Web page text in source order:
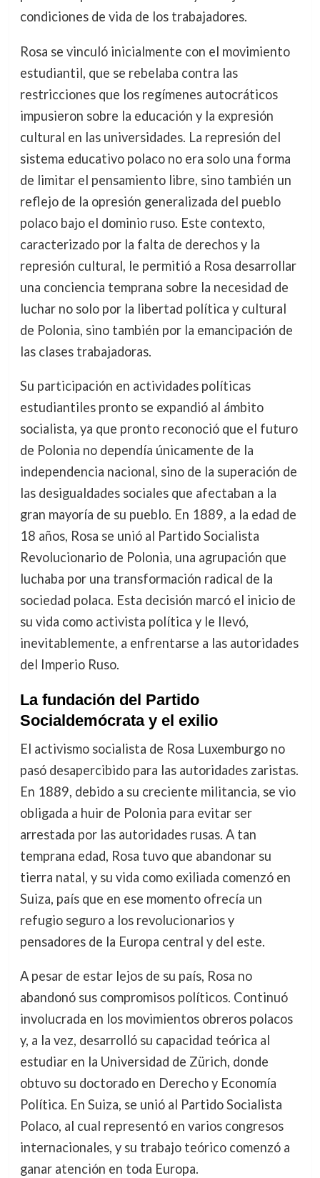
condiciones de vida de los trabajadores.
Rosa se vinculó inicialmente con el movimiento
estudiantil, que se rebelaba contra las
restricciones que los regímenes autocráticos
impusieron sobre la educación y la expresión
cultural en las universidades. La represión del
sistema educativo polaco no era solo una forma
de limitar el pensamiento libre, sino también un
reflejo de la opresión generalizada del pueblo
polaco bajo el dominio ruso. Este contexto,
caracterizado por la falta de derechos y la
represión cultural, le permitió a Rosa desarrollar
una conciencia temprana sobre la necesidad de
luchar no solo por la libertad política y cultural
de Polonia, sino también por la emancipación de
las clases trabajadoras.
Su participación en actividades políticas
estudiantiles pronto se expandió al ámbito
socialista, ya que pronto reconoció que el futuro
de Polonia no dependía únicamente de la
independencia nacional, sino de la superación de
las desigualdades sociales que afectaban a la
gran mayoría de su pueblo. En 1889, a la edad de
18 años, Rosa se unió al Partido Socialista
Revolucionario de Polonia, una agrupación que
luchaba por una transformación radical de la
sociedad polaca. Esta decisión marcó el inicio de
su vida como activista política y le llevó,
inevitablemente, a enfrentarse a las autoridades
del Imperio Ruso.
La fundación del Partido
Socialdemócrata y el exilio
El activismo socialista de Rosa Luxemburgo no
pasó desapercibido para las autoridades zaristas.
En 1889, debido a su creciente militancia, se vio
obligada a huir de Polonia para evitar ser
arrestada por las autoridades rusas. A tan
temprana edad, Rosa tuvo que abandonar su
tierra natal, y su vida como exiliada comenzó en
Suiza, país que en ese momento ofrecía un
refugio seguro a los revolucionarios y
pensadores de la Europa central y del este.
A pesar de estar lejos de su país, Rosa no
abandonó sus compromisos políticos. Continuó
involucrada en los movimientos obreros polacos
y, a la vez, desarrolló su capacidad teórica al
estudiar en la Universidad de Zürich, donde
obtuvo su doctorado en Derecho y Economía
Política. En Suiza, se unió al Partido Socialista
Polaco, al cual representó en varios congresos
internacionales, y su trabajo teórico comenzó a
ganar atención en toda Europa.